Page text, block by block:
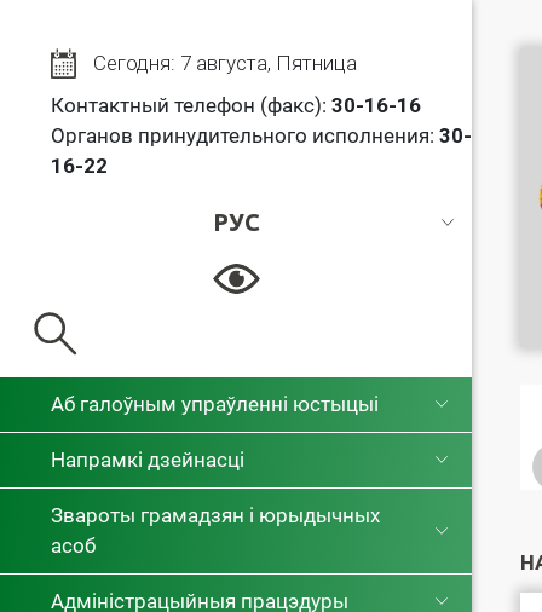
Сегодня: 7 августа, Пятница
Контактный телефон (факс): 30-16-16
Органов принудительного исполнения: 30-
16-22
РУС
РУС
Аб галоўным упраўленні юстыцыі
Напрамкі дзейнасці
Звароты грамадзян і юрыдычных
асоб
Адміністрацыйныя працэдуры